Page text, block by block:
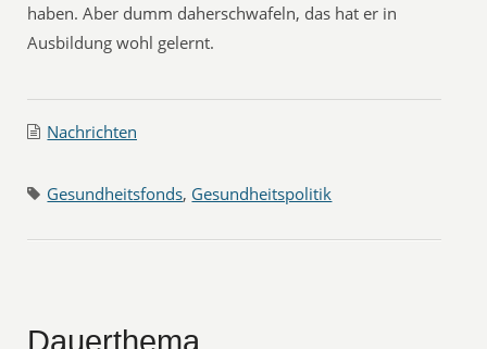
haben. Aber dumm daherschwafeln, das hat er in
Ausbildung wohl gelernt.
Nachrichten
Gesundheitsfonds, Gesundheitspolitik
Dauerthema